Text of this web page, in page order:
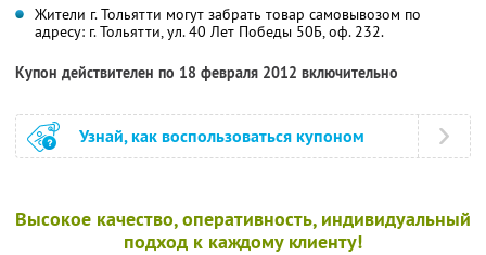
Жители г. Тольятти могут забрать товар самовывозом по
адресу: г. Тольятти, ул. 40 Лет Победы 50Б, оф. 232.
Купон действителен по 18 февраля 2012 включительно
Узнай, как воспользоваться купоном
Высокое качество, оперативность, индивидуальный
подход к каждому клиенту!